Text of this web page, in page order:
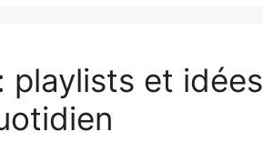
playlists et idées